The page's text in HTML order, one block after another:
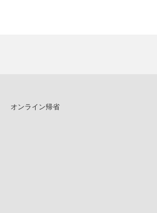
オンライン帰省